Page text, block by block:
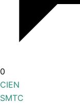
0
CIEN
SMTC